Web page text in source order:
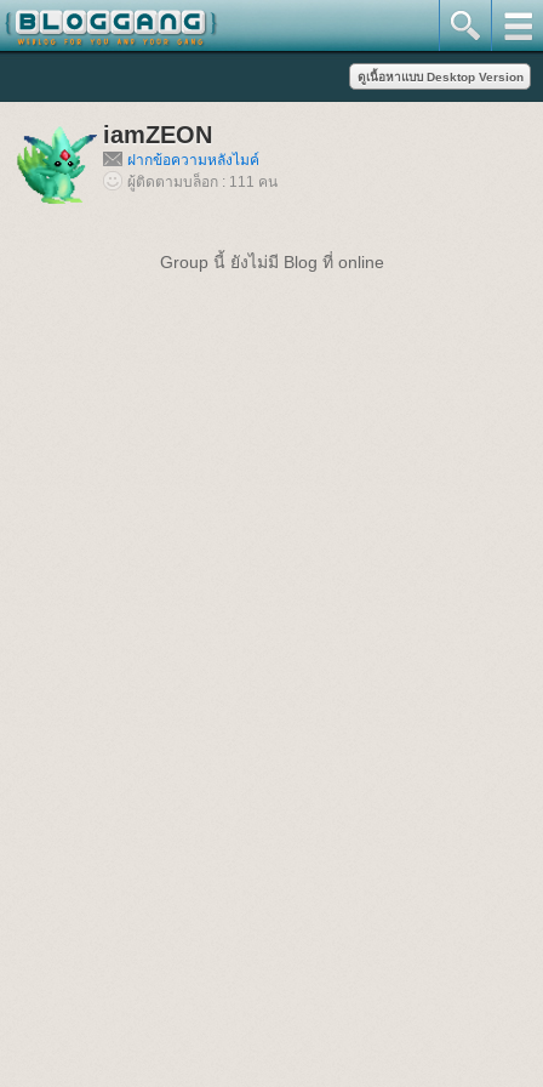
iamZEON
ฝากข้อความหลังไมค์
ผู้ติดตามบล็อก : 111 คน
Group นี้ ยังไม่มี Blog ที่ online